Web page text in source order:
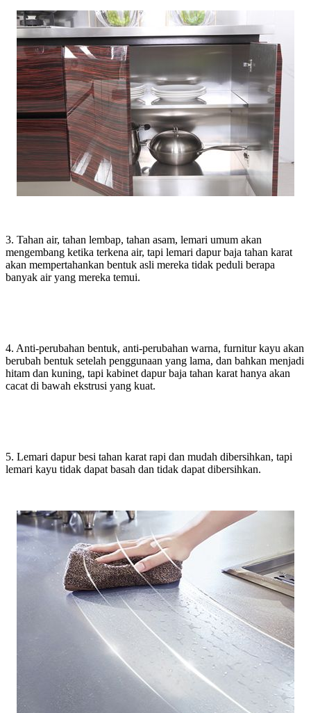
3. Tahan air, tahan lembap, tahan asam, lemari umum akan
mengembang ketika terkena air, tapi lemari dapur baja tahan karat
akan mempertahankan bentuk asli mereka tidak peduli berapa
banyak air yang mereka temui.
4. Anti-perubahan bentuk, anti-perubahan warna, furnitur kayu akan
berubah bentuk setelah penggunaan yang lama, dan bahkan menjadi
hitam dan kuning, tapi kabinet dapur baja tahan karat hanya akan
cacat di bawah ekstrusi yang kuat.
5. Lemari dapur besi tahan karat rapi dan mudah dibersihkan, tapi
lemari kayu tidak dapat basah dan tidak dapat dibersihkan.